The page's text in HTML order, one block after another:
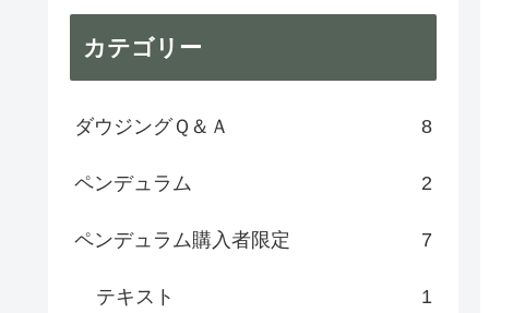
カテゴリー
ダウジングＱ＆Ａ 8
ペンデュラム 2
ペンデュラム購入者限定 7
テキスト 1